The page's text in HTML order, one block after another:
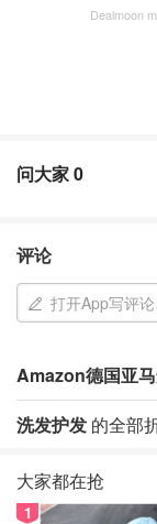
Dealmoon
问大家0
评论
打开App写评论
Amazon德国亚
洗发护发 的全部
大家都在抢
1